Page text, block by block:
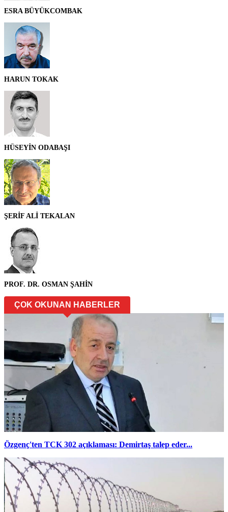
ESRA BÜYÜKCOMBAK
HARUN TOKAK
HÜSEYİN ODABAŞI
ŞERİF ALİ TEKALAN
PROF. DR. OSMAN ŞAHİN
ÇOK OKUNAN HABERLER
Özgenç'ten TCK 302 açıklaması: Demirtaş talep eder...